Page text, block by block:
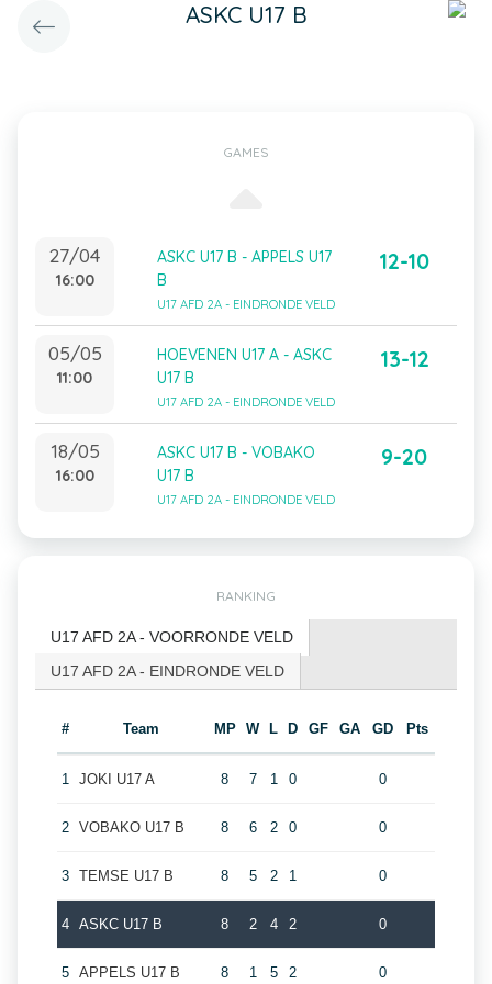
ASKC U17 B
GAMES
27/04
16:00
ASKC U17 B - APPELS U17
B
U17 AFD 2A - EINDRONDE VELD
12-10
05/05
11:00
HOEVENEN U17 A - ASKC
U17 B
U17 AFD 2A - EINDRONDE VELD
13-12
18/05
16:00
ASKC U17 B - VOBAKO
U17 B
U17 AFD 2A - EINDRONDE VELD
9-20
RANKING
U17 AFD 2A - VOORRONDE VELD
U17 AFD 2A - EINDRONDE VELD
# Team MP W L D GF GA GD Pts
1 JOKI U17 A 8 7 1 0 0
2 VOBAKO U17 B 8 6 2 0 0
3 TEMSE U17 B 8 5 2 1 0
4 ASKC U17 B 8 2 4 2 0
5 APPELS U17 B 8 1 5 2 0